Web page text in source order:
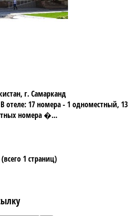
г. Самарканд
отеле: 17 номера - 1 одноместный, 13
номера �...
1 страниц)